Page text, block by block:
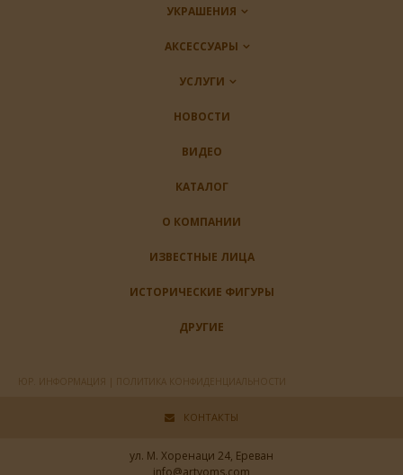
УКРАШЕНИЯ
AКСЕССУАРЫ
УСЛУГИ
НОВОСТИ
ВИДЕО
КАТАЛОГ
О КОМПАНИИ
ИЗВЕСТНЫЕ ЛИЦА
ИСТОРИЧЕСКИЕ ФИГУРЫ
ДРУГИЕ
ЮР. ИНФОРМАЦИЯ | ПОЛИТИКА КОНФИДЕНЦИАЛЬНОСТИ
КОНТАКТЫ
ул. М. Хоренаци 24, Ереван
info@artyoms.com